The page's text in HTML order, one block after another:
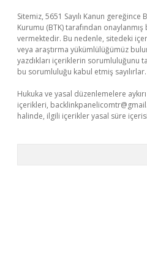
Sitemiz, 5651 Sayılı Kanun
Kurumu (BTK) tarafından
vermektedir. Bu nedenle, sitedeki
veya araştırma yükümlülüğümüz
yazdıkları içeriklerin sorumluluğunu
bu sorumluluğu kabul etmiş sayılırlar.
Hukuka ve yasal düzenlemelere
içerikleri,
halinde, ilgili içerikler yasal süre